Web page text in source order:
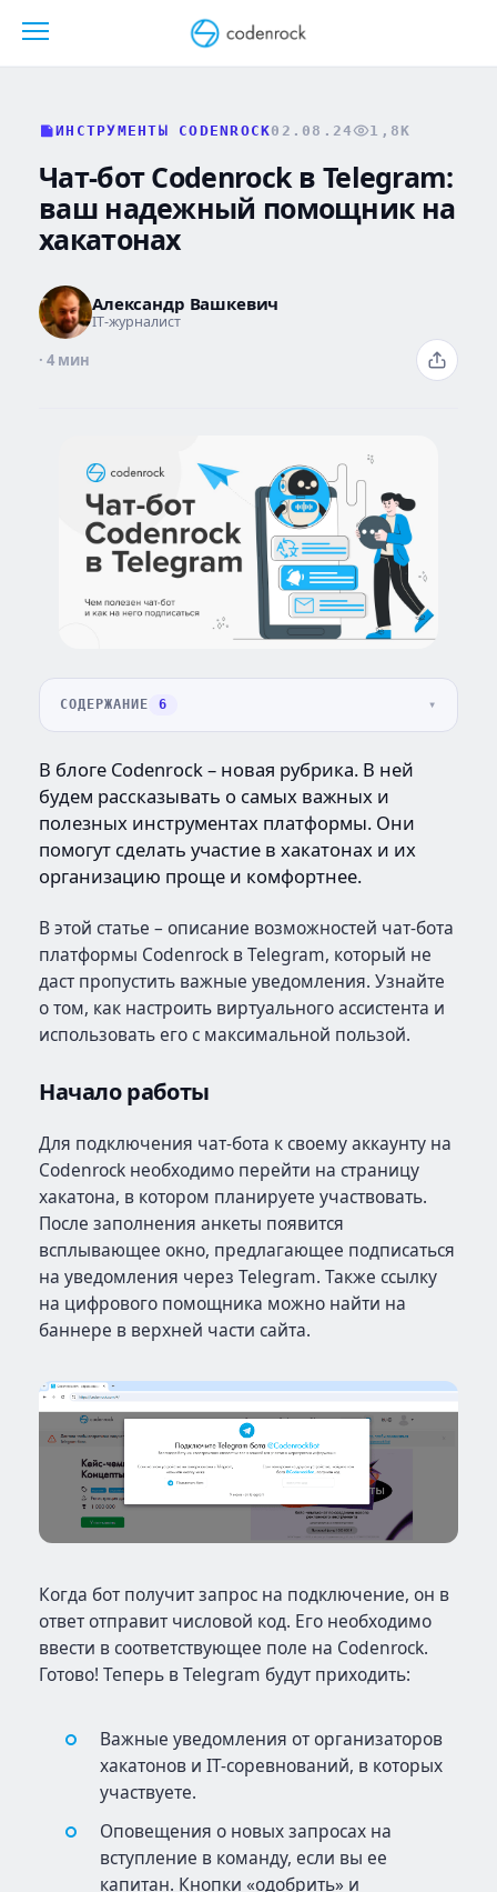
ИНСТРУМЕНТЫ CODENROCK02.08.24 1,8K
Чат-бот Codenrock в Telegram:
ваш надежный помощник на
хакатонах
Александр Вашкевич
IT-журналист
· 4 мин
СОДЕРЖАНИЕ 6
В блоге Codenrock – новая рубрика. В ней
будем рассказывать о самых важных и
полезных инструментах платформы. Они
помогут сделать участие в хакатонах и их
организацию проще и комфортнее.
В этой статье – описание возможностей чат-бота
платформы Codenrock в Telegram, который не
даст пропустить важные уведомления. Узнайте
о том, как настроить виртуального ассистента и
использовать его с максимальной пользой.
Начало работы
Для подключения чат-бота к своему аккаунту на
Codenrock необходимо перейти на страницу
хакатона, в котором планируете участвовать.
После заполнения анкеты появится
всплывающее окно, предлагающее подписаться
на уведомления через Telegram. Также ссылку
на цифрового помощника можно найти на
баннере в верхней части сайта.
Когда бот получит запрос на подключение, он в
ответ отправит числовой код. Его необходимо
ввести в соответствующее поле на Codenrock.
Готово! Теперь в Telegram будут приходить:
Важные уведомления от организаторов
хакатонов и IT-соревнований, в которых
участвуете.
Оповещения о новых запросах на
вступление в команду, если вы ее
капитан. Кнопки «одобрить» и